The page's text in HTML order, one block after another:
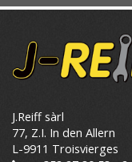
J.Reiff sàrl
77, Z.I. In den Allern
L-9911 Troisvierges